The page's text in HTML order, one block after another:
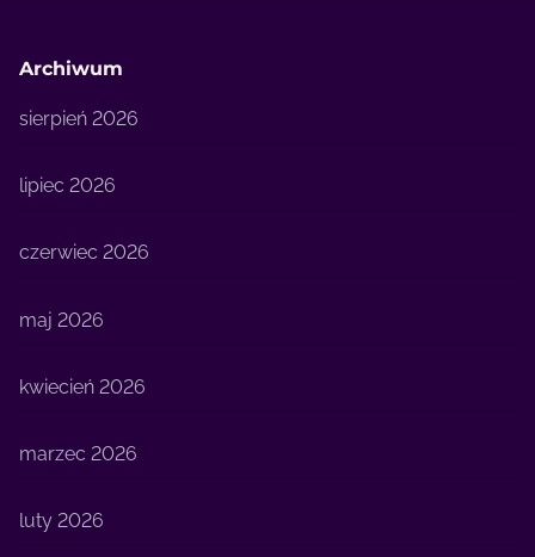
Archiwum
sierpień 2026
lipiec 2026
czerwiec 2026
maj 2026
kwiecień 2026
marzec 2026
luty 2026